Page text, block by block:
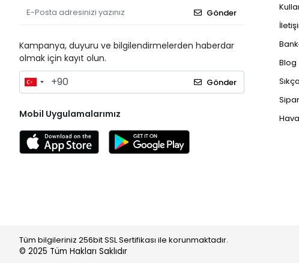
Gönder
Kampanya, duyuru ve bilgilendirmelerden haberdar
olmak için kayıt olun.
Gönder
Mobil Uygulamalarımız
Blog
Tüm bilgileriniz 256bit SSL Sertifikası ile korunmaktadır.
© 2025 Tüm Hakları Saklıdır